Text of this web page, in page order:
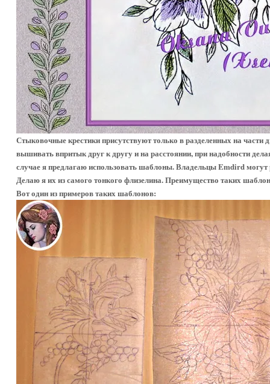
Стыковочные крестики присутствуют только в разделенных на
вышивать впритык друг к другу и на расстоянии, при надобности
случае я предлагаю использовать шаблоны. Владельцы Emdird
Делаю я их из самого тонкого флизелина. Преимущество таких
Вот один из примеров таких шаблонов: